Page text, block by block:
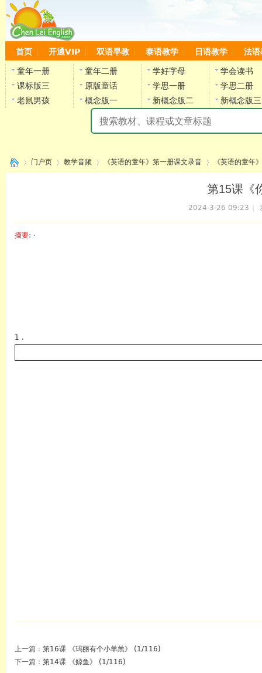
首页 开通VIP 双语早教 泰语教学 日语教学 法语
童年一册 童年二册 学好字母
学会读书
课标版三
原版童话 学思一册
学思二册
老鼠男孩
概念版一 新概念版二 新概念版三
门户页 教学音频 《英语的童年》第一册课文录音 《英语的童年
第15课《
2024-3-26 09:23
摘要: ·
1 .
上一篇： 第16课 《玛丽有个小羊羔》 (1/116)
下一篇： 第14课 《鲸鱼》 (1/116)